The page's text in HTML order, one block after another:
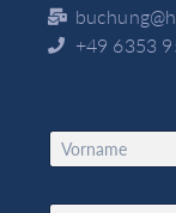
+49 6353
N
aVorname
*